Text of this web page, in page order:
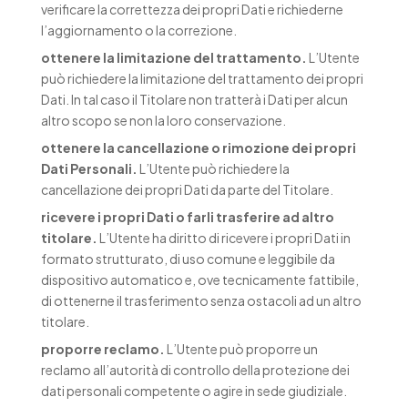
verificare la correttezza dei propri Dati e richiederne
l’aggiornamento o la correzione.
ottenere la limitazione del trattamento. L’Utente
può richiedere la limitazione del trattamento dei propri
Dati. In tal caso il Titolare non tratterà i Dati per alcun
altro scopo se non la loro conservazione.
ottenere la cancellazione o rimozione dei propri
Dati Personali. L’Utente può richiedere la
cancellazione dei propri Dati da parte del Titolare.
ricevere i propri Dati o farli trasferire ad altro
titolare. L’Utente ha diritto di ricevere i propri Dati in
formato strutturato, di uso comune e leggibile da
dispositivo automatico e, ove tecnicamente fattibile,
di ottenerne il trasferimento senza ostacoli ad un altro
titolare.
proporre reclamo. L’Utente può proporre un
reclamo all’autorità di controllo della protezione dei
dati personali competente o agire in sede giudiziale.